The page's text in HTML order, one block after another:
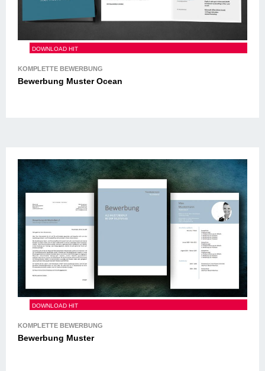
Bewerbung Muster Ocean
Bewerbung Muster